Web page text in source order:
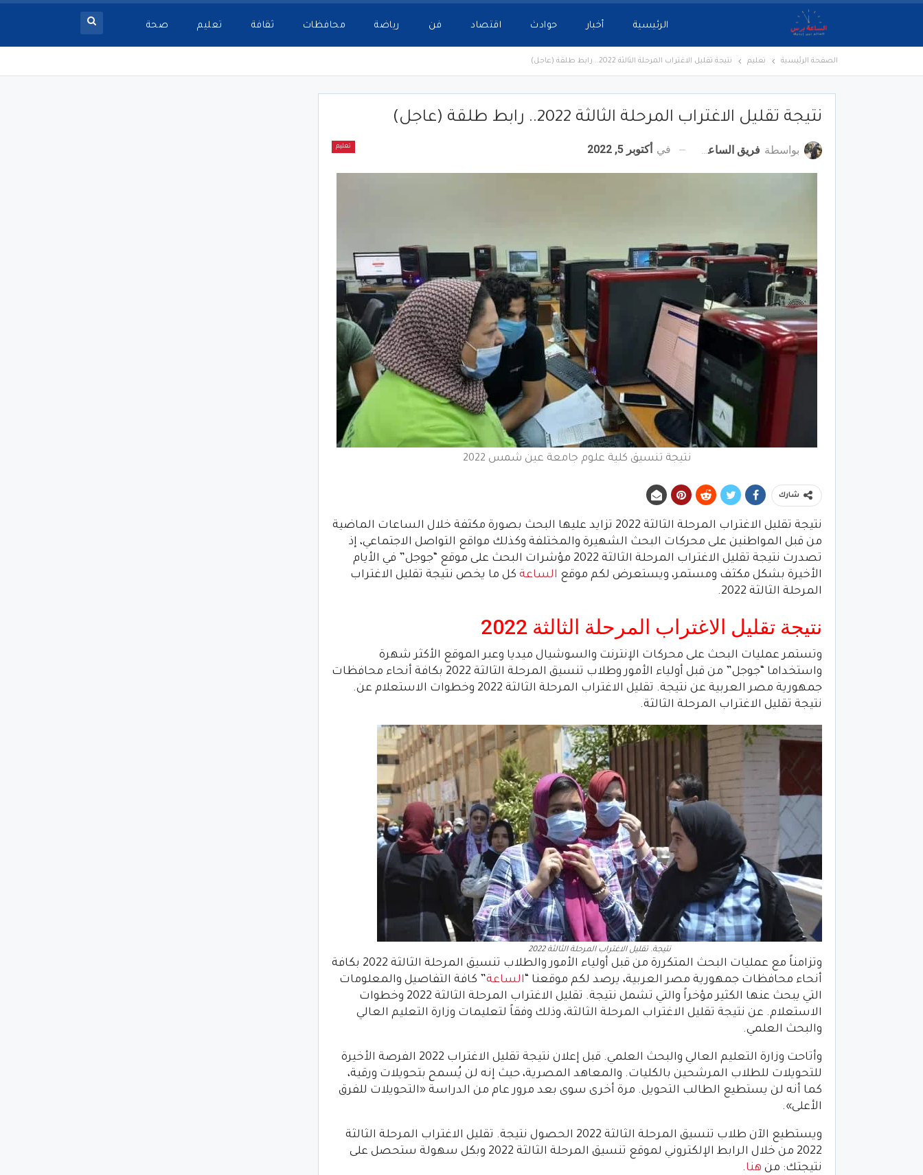
الرئيسية أخبار حوادث اقتصاد فن رياضة محافظات ثقافة تعليم صحة
الصفحة الرئيسية تعليم نتيجة تقليل الاغتراب المرحلة الثالثة 2022.. رابط طلقة (عاجل)
نتيجة تقليل الاغتراب المرحلة الثالثة 2022.. رابط طلقة (عاجل)
تعليم بواسطة فريق الساعة برس في أكتوبر 5, 2022
نتيجة تنسيق كلية علوم جامعة عين شمس 2022
شارك
نتيجة تقليل الاغتراب المرحلة الثالثة 2022 تزايد عليها البحث بصورة مكثفة خلال الساعات الماضية
من قبل المواطنين على محركات البحث الشهيرة والمختلفة وكذلك مواقع التواصل الاجتماعي، إذ
تصدرت نتيجة تقليل الاغتراب المرحلة الثالثة 2022 مؤشرات البحث على موقع “جوجل” في الأيام
الأخيرة بشكل مكثف ومستمر، ويستعرض لكم موقع الساعة كل ما يخص نتيجة تقليل الاغتراب
المرحلة الثالثة 2022.
نتيجة تقليل الاغتراب المرحلة الثالثة 2022
وتستمر عمليات البحث على محركات الإنترنت والسوشيال ميديا وعبر الموقع الأكثر شهرة
واستخداما “جوجل” من قبل أولياء الأمور وطلاب تنسيق المرحلة الثالثة 2022 بكافة أنحاء محافظات
جمهورية مصر العربية عن نتيجة. تقليل الاغتراب المرحلة الثالثة 2022 وخطوات الاستعلام عن.
نتيجة تقليل الاغتراب المرحلة الثالثة.
نتيجة. تقليل الاغتراب المرحلة الثالثة 2022
وتزامناً مع عمليات البحث المتكررة من قبل أولياء الأمور والطلاب تنسيق المرحلة الثالثة 2022 بكافة
أنحاء محافظات جمهورية مصر العربية، يرصد لكم موقعنا “الساعة” كافة التفاصيل والمعلومات
التي يبحث عنها الكثير مؤخراً والتي تشمل نتيجة. تقليل الاغتراب المرحلة الثالثة 2022 وخطوات
الاستعلام. عن نتيجة تقليل الاغتراب المرحلة الثالثة، وذلك وفقاً لتعليمات وزارة التعليم العالي
والبحث العلمي.
وأتاحت وزارة التعليم العالي والبحث العلمي. قبل إعلان نتيجة تقليل الاغتراب 2022 الفرصة الأخيرة
للتحويلات للطلاب المرشحين بالكليات. والمعاهد المصرية، حيث إنه لن يُسمح بتحويلات ورقية،
كما أنه لن يستطيع الطالب التحويل. مرة أخرى سوى بعد مرور عام من الدراسة «التحويلات للفرق
الأعلى».
ويستطيع الآن طلاب تنسيق المرحلة الثالثة 2022 الحصول نتيجة. تقليل الاغتراب المرحلة الثالثة
2022 من خلال الرابط الإلكتروني لموقع تنسيق المرحلة الثالثة 2022 وبكل سهولة ستحصل على
نتيجتك: من هنا.